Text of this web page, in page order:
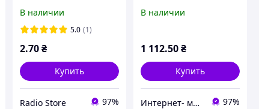
В наличии
5.0 (1)
2.70 ₴
Купить
Radio Store 97%
1J0953513
В наличии
1 112.50₴
Купить
Интернет- магазин "АВТОДЕТАЛЬ" 97%